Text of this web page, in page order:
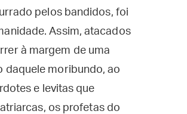
pelos bandidos, foi
Assim, atacados
à margem de uma
daquele moribundo, ao
e levitas que
os profetas do